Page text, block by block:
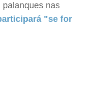
palanques nas
"se for